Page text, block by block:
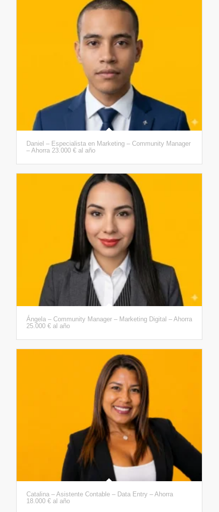
Daniel – Especialista en Marketing – Community Manager
– Ahorra 23.000 € al año
Ángela – Community Manager – Marketing Digital – Ahorra
25.000 € al año
Catalina – Asistente Contable – Data Entry – Ahorra
18.000 € al año